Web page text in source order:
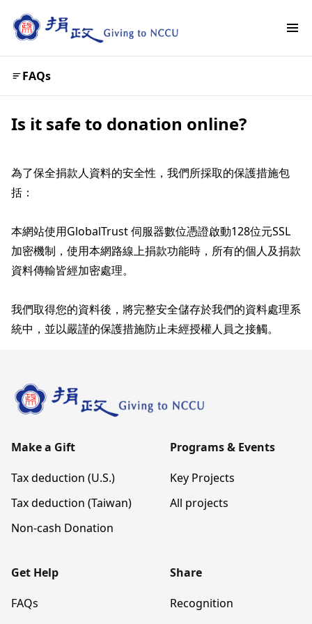
FAQs
Is it safe to donation online?
為了保全捐款人資料的安全性，我們所採取的保護措施包
括：
本網站使用GlobalTrust 伺服器數位憑證啟動128位元SSL
加密機制，使用本網路線上捐款功能時，所有的個人及捐款
資料傳輸皆經加密處理。
我們取得您的資料後，將完整安全儲存於我們的資料處理系
統中，並以嚴謹的保護措施防止未經授權人員之接觸。
Make a Gift
Tax deduction (U.S.)
Tax deduction (Taiwan)
Non-cash Donation
Programs & Events
Key Projects
All projects
Get Help
FAQs
Share
Recognition